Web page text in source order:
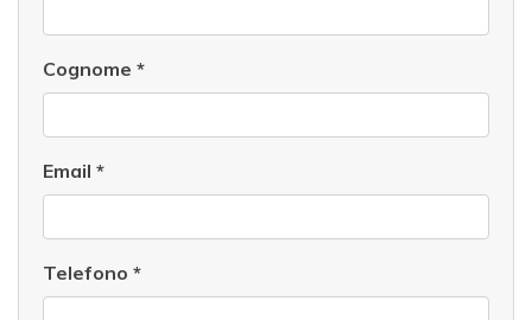
Cognome *
Email *
Telefono *